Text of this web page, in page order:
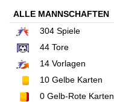
ALLE MANNSCHAFTEN
304 Spiele
44 Tore
14 Vorlagen
10 Gelbe Karten
0 Gelb-Rote Karten